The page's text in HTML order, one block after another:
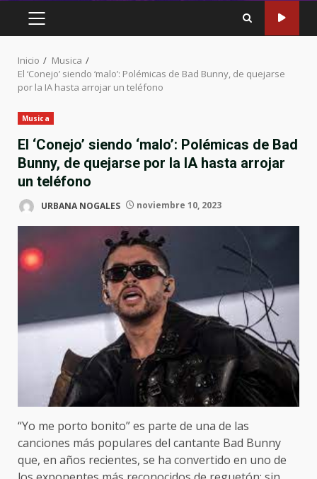
MENÚ
PRINCIPAL
Inicio
Musica
El ‘Conejo’ siendo ‘malo’: Polémicas de Bad Bunny, de quejarse
por la IA hasta arrojar un teléfono
Musica
El ‘Conejo’ siendo ‘malo’: Polémicas de Bad
Bunny, de quejarse por la IA hasta arrojar
un teléfono
URBANA NOGALES noviembre 10, 2023
“Yo me porto bonito” es parte de una de las
canciones más populares del cantante Bad Bunny
que, en años recientes, se ha convertido en uno de